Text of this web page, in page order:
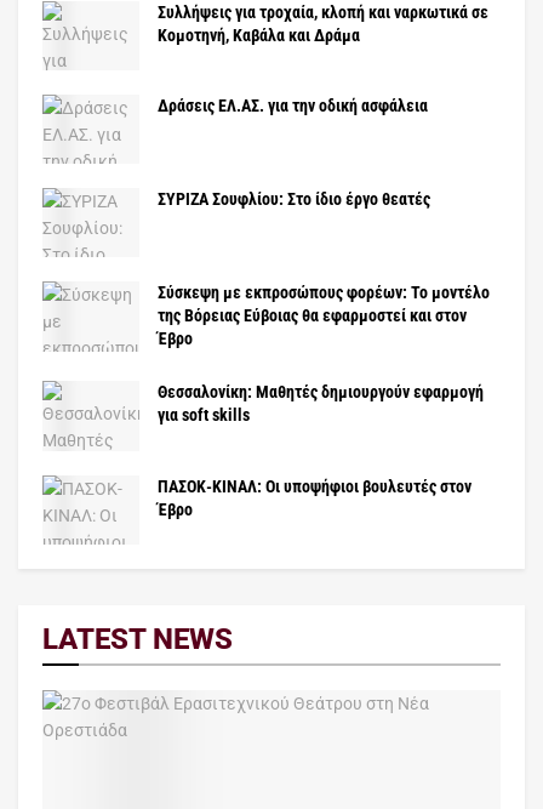
Συλλήψεις για τροχαία, κλοπή και ναρκωτικά σε
Κομοτηνή, Καβάλα και Δράμα
Δράσεις ΕΛ.ΑΣ. για την οδική ασφάλεια
ΣΥΡΙΖΑ Σουφλίου: Στο ίδιο έργο θεατές
Σύσκεψη με εκπροσώπους φορέων: Το μοντέλο
της Βόρειας Εύβοιας θα εφαρμοστεί και στον
Έβρο
Θεσσαλονίκη: Μαθητές δημιουργούν εφαρμογή
για soft skills
ΠΑΣΟΚ-ΚΙΝΑΛ: Οι υποψήφιοι βουλευτές στον
Έβρο
LATEST NEWS